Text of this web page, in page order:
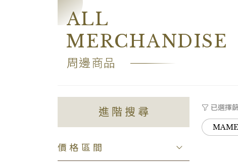
ALL
MERCHANDISE
周邊商品
進階搜尋
價格區間
已選擇